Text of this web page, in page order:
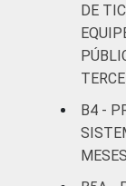
DE
B4 -